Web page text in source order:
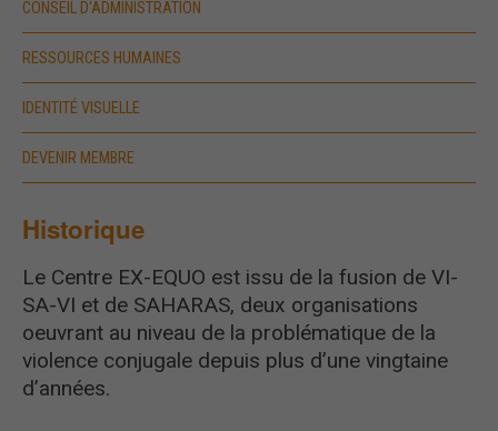
CONSEIL D'ADMINISTRATION
RESSOURCES HUMAINES
IDENTITÉ VISUELLE
DEVENIR MEMBRE
Historique
Le Centre EX-EQUO est issu de la fusion de VI-
SA-VI et de SAHARAS, deux organisations
oeuvrant au niveau de la problématique de la
violence conjugale depuis plus d’une vingtaine
d’années.